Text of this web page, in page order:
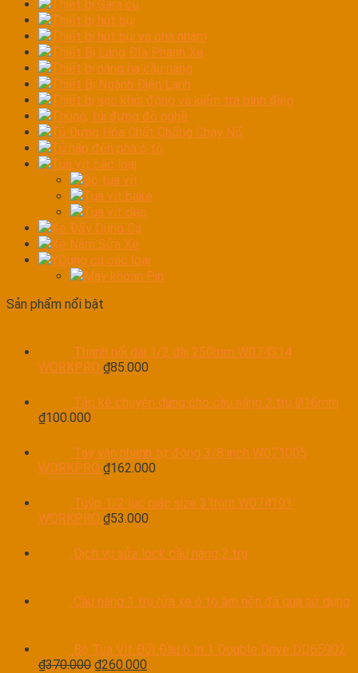
Thiết bị Gara cũ
Thiết bị hút bụi
Thiết bị hút bụi và chà nhám
Thiết Bị Láng Đĩa Phanh Xe
Thiết bị nâng hạ cầu nâng
Thiết Bị Ngành Điện Lạnh
Thiết bị sạc khởi động và kiểm tra bình điện
Thùng, túi đựng đồ nghề
Tủ Đựng Hóa Chất Chống Cháy Nổ
Tủ hấp đèn pha ô tô
Tua vít các loại
Bộ tua vít
Tua vít bake
Tua vít dẹp
Xe Đẩy Dụng Cụ
Xe Nằm Sửa Xe
YDụng cụ các loại
Máy khoan Pin
Sản phẩm nổi bật
Thanh nối dài 1/2 dài 250mm W074314
WORKPRO ₫85.000
Tắc kê chuyên dùng cho cầu nâng 2 trụ Ø16mm
₫100.000
Tay vặn nhanh tự động 3/8 inch W071005
WORKPRO ₫162.000
Tuýp 1/2 lục giác size 31mm W074191
WORKPRO ₫53.000
Dịch vụ sửa lock cầu nâng 2 trụ
Cầu nâng 1 trụ rửa xe ô tô âm nền đã qua sử dụng
Bộ Tua Vít Đổi Đầu 6 In 1 Double Drive DD65902
₫370.000 ₫260.000